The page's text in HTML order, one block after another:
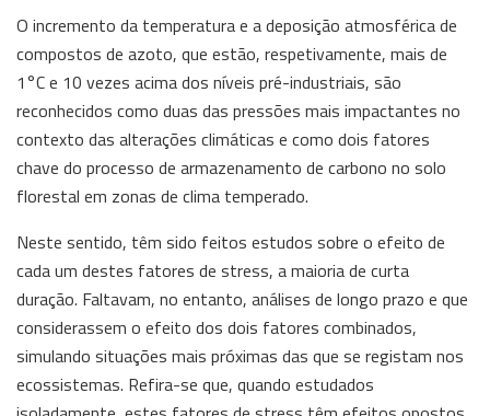
O incremento da temperatura e a deposição atmosférica de
compostos de azoto, que estão, respetivamente, mais de
1°C e 10 vezes acima dos níveis pré-industriais, são
reconhecidos como duas das pressões mais impactantes no
contexto das alterações climáticas e como dois fatores
chave do processo de armazenamento de carbono no solo
florestal em zonas de clima temperado.
Neste sentido, têm sido feitos estudos sobre o efeito de
cada um destes fatores de stress, a maioria de curta
duração. Faltavam, no entanto, análises de longo prazo e que
considerassem o efeito dos dois fatores combinados,
simulando situações mais próximas das que se registam nos
ecossistemas. Refira-se que, quando estudados